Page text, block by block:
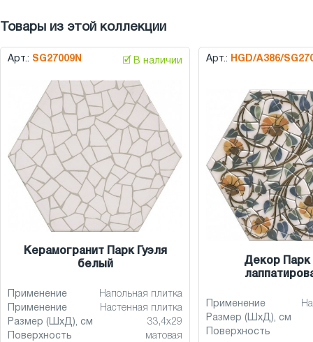
Товары из этой коллекции
Арт.: SG27009N 🗹 В наличии
Керамогранит Парк Гуэля
белый
Применение
Напольная плитка
Применение
Настенная плитка
Размер (ШхД), см
33,4x29
Поверхность
матовая
Арт.: HGD/A386/
Декор Парк
Применение
Размер (ШхД), см
Поверхность